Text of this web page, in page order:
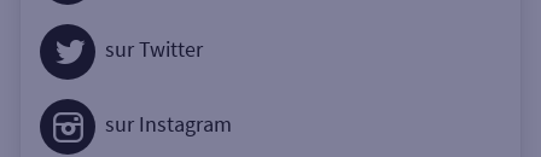
sur Twitter
sur Instagram